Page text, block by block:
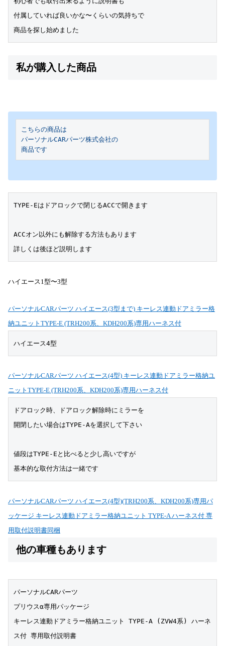
付属していれば良いかな〜くらいの気持ちで
商品を探し始めました
私が購入した商品
こちらの商品は
パーソナルCARパーツ株式会社の
商品です
TYPE-Eはドアロックで閉じるACCで開きます
ACCオン以外にも解除する方法もあります
詳しくは後ほど説明します
ハイエース1型〜3型
パーソナルCARパーツ ハイエース(3型まで) キーレス連動ドアミラー格
納ユニットTYPE-E (TRH200系、KDH200系)専用ハーネス付
ハイエース4型
パーソナルCARパーツ ハイエース(4型) キーレス連動ドアミラー格納ユ
ニットTYPE-E (TRH200系、KDH200系)専用ハーネス付
ドアロック時、ドアロック解除時にミラーを
開閉したい場合はTYPE-Aを選択して下さい
値段はTYPE-Eと比べると少し高いですが
基本的な取付方法は一緒です
パーソナルCARパーツ ハイエース(4型)(TRH200系、KDH200系)専用パ
ッケージ キーレス連動ドアミラー格納ユニット TYPE-A ハーネス付 専
用取付説明書同梱
他の車種もあります
パーソナルCARパーツ
プリウスα専用パッケージ
キーレス連動ドアミラー格納ユニット TYPE-A (ZVW4系) ハーネ
ス付 専用取付説明書